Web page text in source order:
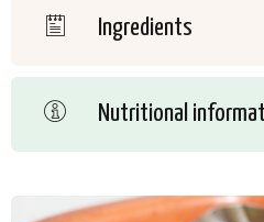
Ingredients
Nutritional